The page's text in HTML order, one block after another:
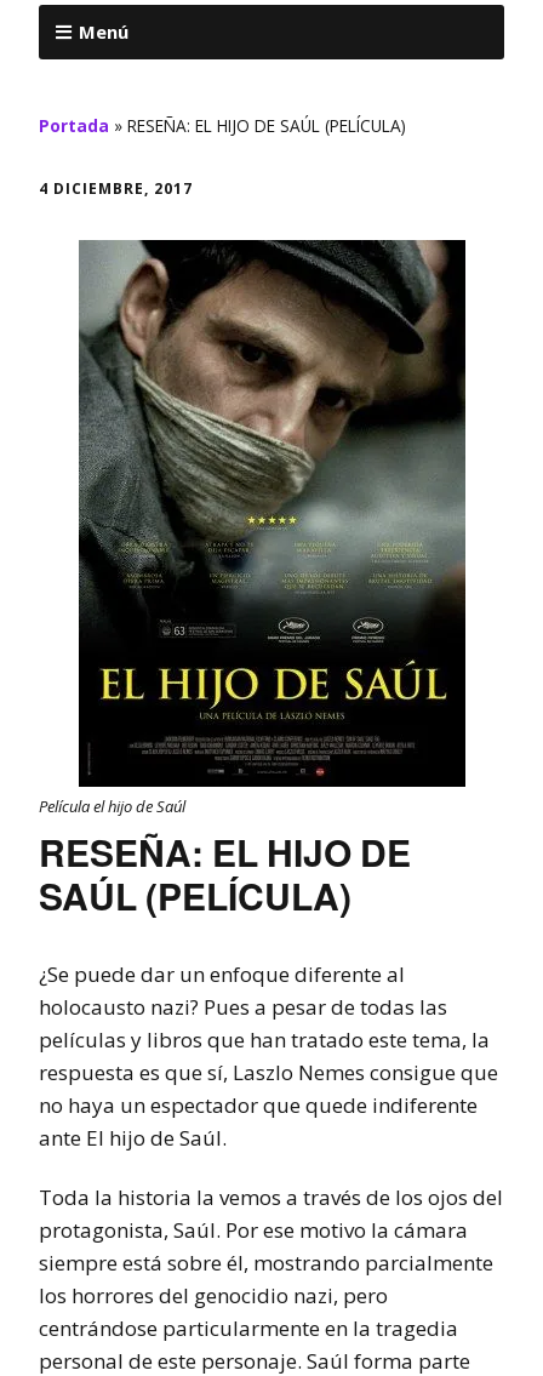
Menú
Portada » RESEÑA: EL HIJO DE SAÚL (PELÍCULA)
4 DICIEMBRE, 2017
Película el hijo de Saúl
RESEÑA: EL HIJO DE
SAÚL (PELÍCULA)
¿Se puede dar un enfoque diferente al
holocausto nazi? Pues a pesar de todas las
películas y libros que han tratado este tema, la
respuesta es que sí, Laszlo Nemes consigue que
no haya un espectador que quede indiferente
ante El hijo de Saúl.
Toda la historia la vemos a través de los ojos del
protagonista, Saúl. Por ese motivo la cámara
siempre está sobre él, mostrando parcialmente
los horrores del genocidio nazi, pero
centrándose particularmente en la tragedia
personal de este personaje. Saúl forma parte